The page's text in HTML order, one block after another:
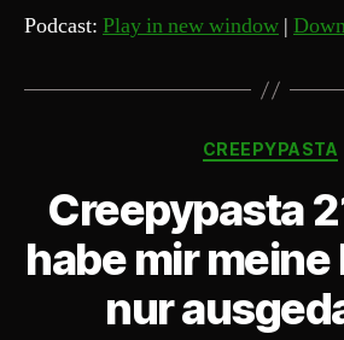
d
y
e
Podcast: Play in new window |
CREEPYPASTA
Creepypasta
habe mir meine
nur